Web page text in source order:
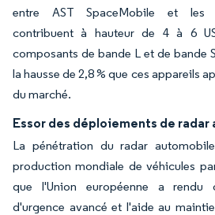
entre AST SpaceMobile et les
contribuent à hauteur de 4 à 6
composants de bande L et de bande
la hausse de 2,8 % que ces appareils
du marché.
Essor des déploiements de radar
La pénétration du radar
production mondiale de véhicules
que l'Union européenne a rendu
d'urgence avancé et l'aide au